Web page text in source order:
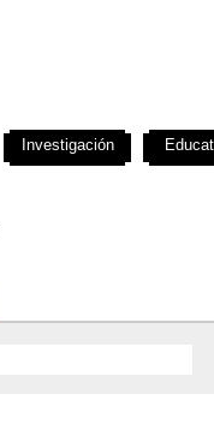
Investigación